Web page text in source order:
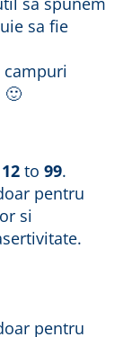
sa fie
🙂
12 to 99.
pentru
si
pentru